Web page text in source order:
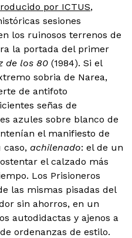
por ICTUS,
sesiones
los ruinosos terrenos de
la portada del primer
de los 80 (1984). Si el
sobria de Narea,
de antifoto
señas de
azules sobre blanco de
el manifiesto de
caso, achilenado: el de un
el calzado más
Los Prisioneros
las mismas pisadas del
sin ahorros, en un
autodidactas y ajenos a
ordenanzas de estilo.